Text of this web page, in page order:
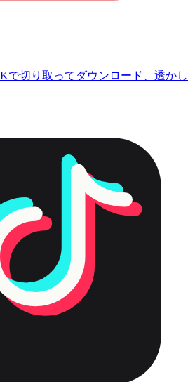
で切り取ってダウンロード、透かし